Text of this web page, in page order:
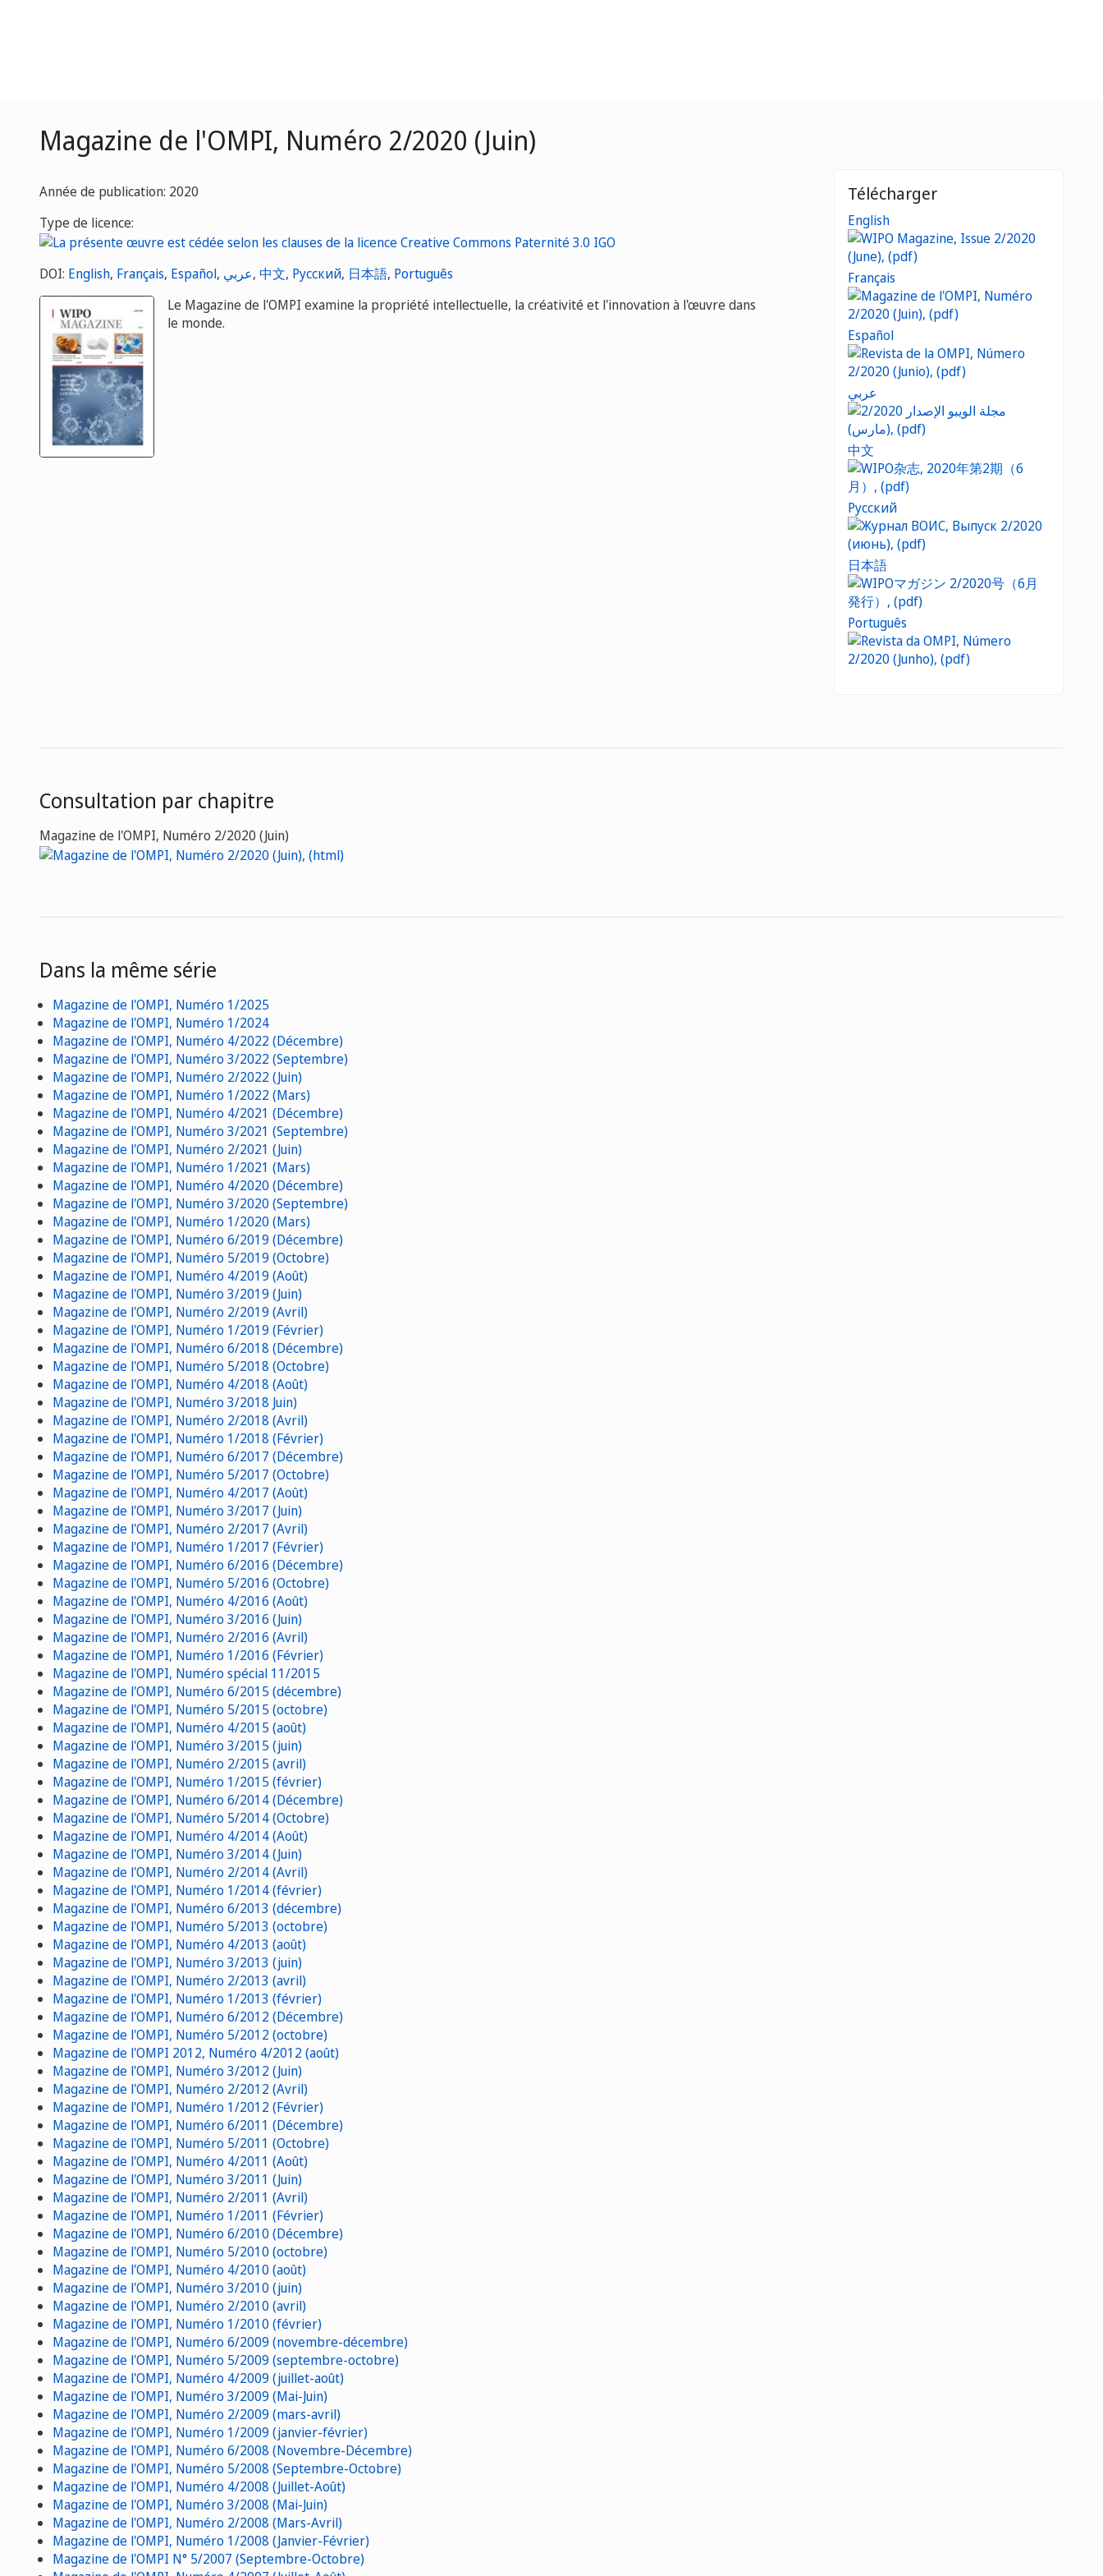
Magazine de l'OMPI, Numéro 2/2020 (Juin)
Année de publication: 2020
Type de licence:
DOI: English, Français, Español, عربي, 中文, Русский, 日本語, Português
Le Magazine de l'OMPI examine la propriété intellectuelle, la créativité et l'innovation à l'œuvre dans
le monde.
Télécharger
English
Français
Español
عربي
中文
Русский
日本語
Português
Consultation par chapitre
Magazine de l'OMPI, Numéro 2/2020 (Juin)
Dans la même série
Magazine de l'OMPI, Numéro 1/2025
Magazine de l'OMPI, Numéro 1/2024
Magazine de l'OMPI, Numéro 4/2022 (Décembre)
Magazine de l'OMPI, Numéro 3/2022 (Septembre)
Magazine de l'OMPI, Numéro 2/2022 (Juin)
Magazine de l'OMPI, Numéro 1/2022 (Mars)
Magazine de l'OMPI, Numéro 4/2021 (Décembre)
Magazine de l'OMPI, Numéro 3/2021 (Septembre)
Magazine de l'OMPI, Numéro 2/2021 (Juin)
Magazine de l'OMPI, Numéro 1/2021 (Mars)
Magazine de l'OMPI, Numéro 4/2020 (Décembre)
Magazine de l'OMPI, Numéro 3/2020 (Septembre)
Magazine de l'OMPI, Numéro 1/2020 (Mars)
Magazine de l'OMPI, Numéro 6/2019 (Décembre)
Magazine de l'OMPI, Numéro 5/2019 (Octobre)
Magazine de l'OMPI, Numéro 4/2019 (Août)
Magazine de l'OMPI, Numéro 3/2019 (Juin)
Magazine de l'OMPI, Numéro 2/2019 (Avril)
Magazine de l'OMPI, Numéro 1/2019 (Février)
Magazine de l'OMPI, Numéro 6/2018 (Décembre)
Magazine de l'OMPI, Numéro 5/2018 (Octobre)
Magazine de l'OMPI, Numéro 4/2018 (Août)
Magazine de l'OMPI, Numéro 3/2018 Juin)
Magazine de l'OMPI, Numéro 2/2018 (Avril)
Magazine de l'OMPI, Numéro 1/2018 (Février)
Magazine de l'OMPI, Numéro 6/2017 (Décembre)
Magazine de l'OMPI, Numéro 5/2017 (Octobre)
Magazine de l'OMPI, Numéro 4/2017 (Août)
Magazine de l'OMPI, Numéro 3/2017 (Juin)
Magazine de l'OMPI, Numéro 2/2017 (Avril)
Magazine de l'OMPI, Numéro 1/2017 (Février)
Magazine de l'OMPI, Numéro 6/2016 (Décembre)
Magazine de l'OMPI, Numéro 5/2016 (Octobre)
Magazine de l'OMPI, Numéro 4/2016 (Août)
Magazine de l'OMPI, Numéro 3/2016 (Juin)
Magazine de l'OMPI, Numéro 2/2016 (Avril)
Magazine de l'OMPI, Numéro 1/2016 (Février)
Magazine de l'OMPI, Numéro spécial 11/2015
Magazine de l'OMPI, Numéro 6/2015 (décembre)
Magazine de l'OMPI, Numéro 5/2015 (octobre)
Magazine de l'OMPI, Numéro 4/2015 (août)
Magazine de l'OMPI, Numéro 3/2015 (juin)
Magazine de l'OMPI, Numéro 2/2015 (avril)
Magazine de l'OMPI, Numéro 1/2015 (février)
Magazine de l'OMPI, Numéro 6/2014 (Décembre)
Magazine de l'OMPI, Numéro 5/2014 (Octobre)
Magazine de l'OMPI, Numéro 4/2014 (Août)
Magazine de l'OMPI, Numéro 3/2014 (Juin)
Magazine de l'OMPI, Numéro 2/2014 (Avril)
Magazine de l'OMPI, Numéro 1/2014 (février)
Magazine de l'OMPI, Numéro 6/2013 (décembre)
Magazine de l'OMPI, Numéro 5/2013 (octobre)
Magazine de l'OMPI, Numéro 4/2013 (août)
Magazine de l'OMPI, Numéro 3/2013 (juin)
Magazine de l'OMPI, Numéro 2/2013 (avril)
Magazine de l'OMPI, Numéro 1/2013 (février)
Magazine de l'OMPI, Numéro 6/2012 (Décembre)
Magazine de l'OMPI, Numéro 5/2012 (octobre)
Magazine de l'OMPI 2012, Numéro 4/2012 (août)
Magazine de l'OMPI, Numéro 3/2012 (Juin)
Magazine de l'OMPI, Numéro 2/2012 (Avril)
Magazine de l'OMPI, Numéro 1/2012 (Février)
Magazine de l'OMPI, Numéro 6/2011 (Décembre)
Magazine de l'OMPI, Numéro 5/2011 (Octobre)
Magazine de l'OMPI, Numéro 4/2011 (Août)
Magazine de l'OMPI, Numéro 3/2011 (Juin)
Magazine de l'OMPI, Numéro 2/2011 (Avril)
Magazine de l'OMPI, Numéro 1/2011 (Février)
Magazine de l'OMPI, Numéro 6/2010 (Décembre)
Magazine de l'OMPI, Numéro 5/2010 (octobre)
Magazine de l'OMPI, Numéro 4/2010 (août)
Magazine de l'OMPI, Numéro 3/2010 (juin)
Magazine de l'OMPI, Numéro 2/2010 (avril)
Magazine de l'OMPI, Numéro 1/2010 (février)
Magazine de l'OMPI, Numéro 6/2009 (novembre-décembre)
Magazine de l'OMPI, Numéro 5/2009 (septembre-octobre)
Magazine de l'OMPI, Numéro 4/2009 (juillet-août)
Magazine de l'OMPI, Numéro 3/2009 (Mai-Juin)
Magazine de l'OMPI, Numéro 2/2009 (mars-avril)
Magazine de l'OMPI, Numéro 1/2009 (janvier-février)
Magazine de l'OMPI, Numéro 6/2008 (Novembre-Décembre)
Magazine de l'OMPI, Numéro 5/2008 (Septembre-Octobre)
Magazine de l'OMPI, Numéro 4/2008 (Juillet-Août)
Magazine de l'OMPI, Numéro 3/2008 (Mai-Juin)
Magazine de l'OMPI, Numéro 2/2008 (Mars-Avril)
Magazine de l'OMPI, Numéro 1/2008 (Janvier-Février)
Magazine de l'OMPI N° 5/2007 (Septembre-Octobre)